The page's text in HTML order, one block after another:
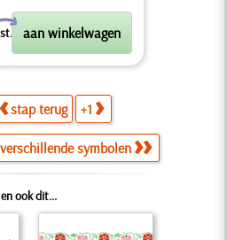
st.
stap terug +1
symbolen
en ook dit...